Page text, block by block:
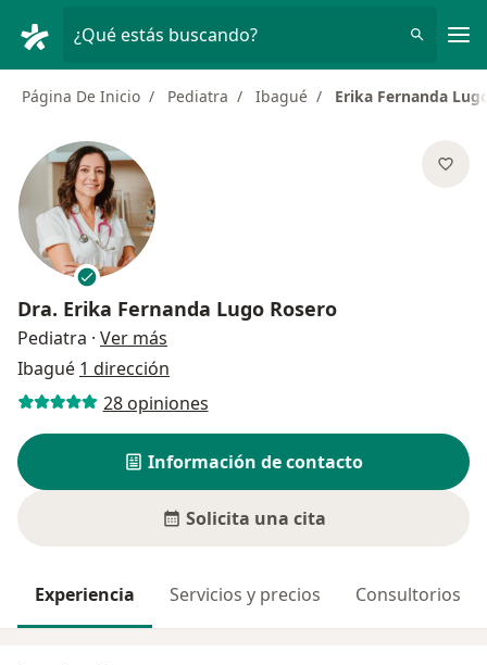
¿Qué estás buscando?
Página De Inicio Pediatra Ibagué Erika Fernanda
Dra. Erika Fernanda Lugo Rosero
Pediatra · Ver más
Ibagué 1 dirección
28 opiniones
Información de contacto
Solicita una cita
Experiencia Servicios y precios Consultorios